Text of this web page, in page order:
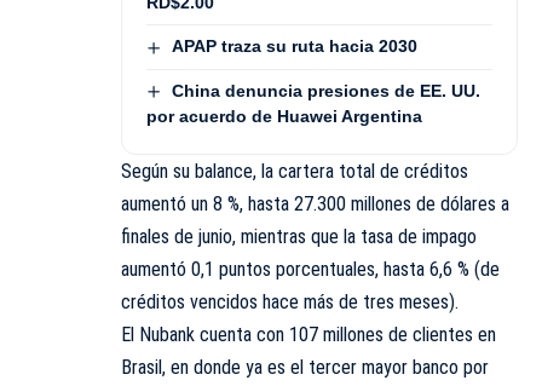
APAP traza su ruta hacia 2030
China denuncia presiones de EE. UU.
por acuerdo de Huawei Argentina
Según su balance, la cartera total de créditos
aumentó un 8 %, hasta 27.300 millones de dólares a
finales de junio, mientras que la tasa de impago
aumentó 0,1 puntos porcentuales, hasta 6,6 % (de
créditos vencidos hace más de tres meses).
El Nubank cuenta con 107 millones de clientes en
Brasil, en donde ya es el tercer mayor banco por